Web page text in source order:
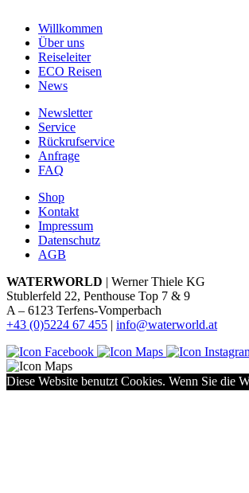
Willkommen
Über uns
Reiseleiter
ECO Reisen
News
Newsletter
Service
Rückrufservice
Anfrage
FAQ
Shop
Kontakt
Impressum
Datenschutz
AGB
WATERWORLD | Werner Thiele KG
Stublerfeld 22, Penthouse Top 7 & 9
A – 6123 Terfens-Vomperbach
+43 (0)5224 67 455 | info@waterworld.at
Diese Website benutzt Cookies. Wenn Sie die